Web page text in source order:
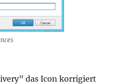
das Icon korrigiert